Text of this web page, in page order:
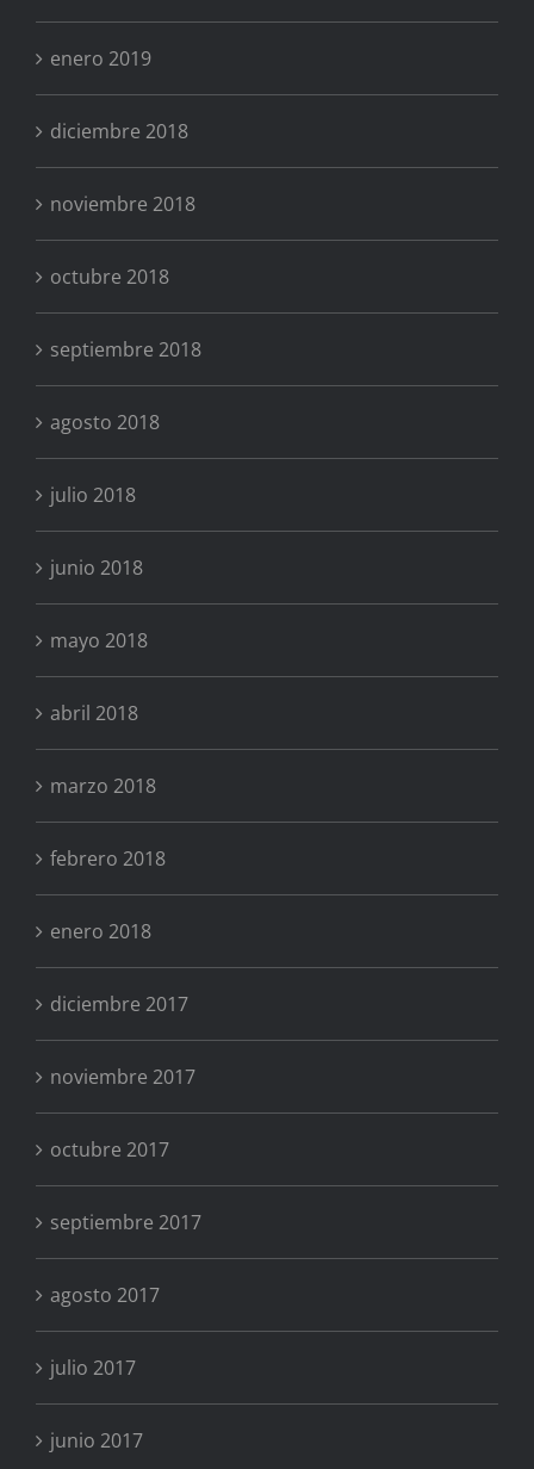
enero 2019
diciembre 2018
noviembre 2018
octubre 2018
septiembre 2018
agosto 2018
julio 2018
junio 2018
mayo 2018
abril 2018
marzo 2018
febrero 2018
enero 2018
diciembre 2017
noviembre 2017
octubre 2017
septiembre 2017
agosto 2017
julio 2017
junio 2017